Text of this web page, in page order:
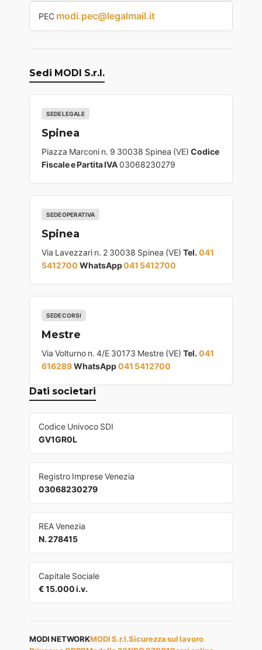
PEC modi.pec@legalmail.it
Sedi MODI S.r.l.
SEDE LEGALE
Spinea
Piazza Marconi n. 9 30038 Spinea (VE) Codice
Fiscale e Partita IVA03068230279
SEDE OPERATIVA
Spinea
Via Lavezzari n. 2 30038 Spinea (VE) Tel. 041
5412700 WhatsApp041 5412700
SEDE CORSI
Mestre
Via Volturno n. 4/E 30173 Mestre (VE) Tel. 041
616289WhatsApp041 5412700
Dati societari
Codice Univoco SDI
GV1GR0L
Registro Imprese Venezia
03068230279
REA Venezia
N. 278415
Capitale Sociale
€ 15.000 i.v.
MODI NETWORKMODI S.r.l.Sicurezza sul lavoro